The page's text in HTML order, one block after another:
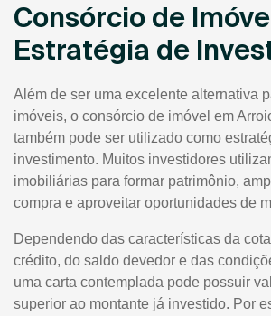
Consórcio de
Estratégia de
Além de ser uma excelente alternativa
imóveis, o consórcio de imóvel em
também pode ser utilizado como
investimento. Muitos investidores
imobiliárias para formar patrimônio,
compra e aproveitar oportunidades de
Dependendo das características da
crédito, do saldo devedor e das
uma carta contemplada pode possuir
superior ao montante já investido. Por